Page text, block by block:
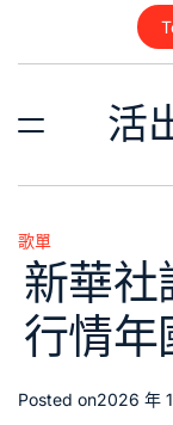
content
活
Posted
in
歌單
新華社
行情年
Posted on2026 年